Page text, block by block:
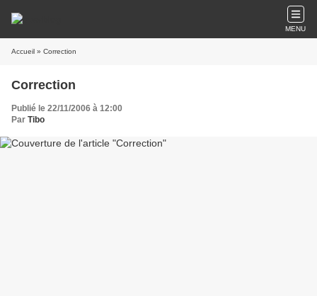
MENU
Accueil » Correction
Correction
Publié le 22/11/2006 à 12:00
Par Tibo